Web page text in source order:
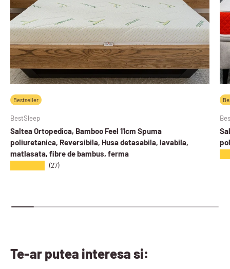
Bestseller
BestSleep
Saltea Ortopedica, Bamboo Feel 11cm Spuma
poliuretanica, Reversibila, Husa detasabila, lavabila,
matlasata, fibre de bambus, ferma
(27)
Te-ar putea interesa si: